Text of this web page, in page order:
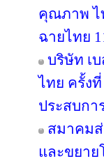
คุณภาพ ไท
ฉายไทย
บริษัท เ
ไทย ครั้งที่
ประสบก
สมาคม
และขยาย